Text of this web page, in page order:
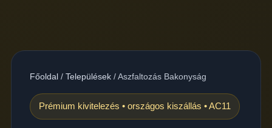
Főoldal/ Települések/Aszfaltozás Bakonyság
Prémium kivitelezés • országos kiszállás • AC11